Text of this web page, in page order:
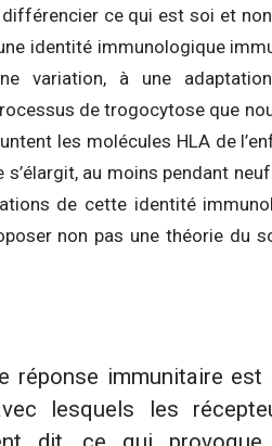
ce qui est soi et
identité immunologique
variation, à une
de trogocytose que
les molécules HLA de
au moins pendant
de cette identité
non pas une théorie du
réponse immunitaire
lesquels les